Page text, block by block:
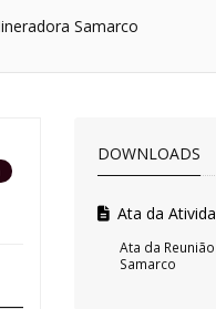
Samarco
DOWNLOADS
Ata da
Ata da
Samarco